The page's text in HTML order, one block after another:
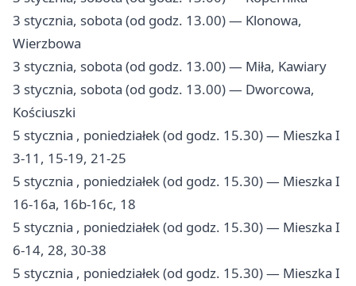
3 stycznia, sobota (od godz. 13.00) — Klonowa,
Wierzbowa
3 stycznia, sobota (od godz. 13.00) — Miła, Kawiary
3 stycznia, sobota (od godz. 13.00) — Dworcowa,
Kościuszki
5 stycznia , poniedziałek (od godz. 15.30) — Mieszka I
3-11, 15-19, 21-25
5 stycznia , poniedziałek (od godz. 15.30) — Mieszka I
16-16a, 16b-16c, 18
5 stycznia , poniedziałek (od godz. 15.30) — Mieszka I
6-14, 28, 30-38
5 stycznia , poniedziałek (od godz. 15.30) — Mieszka I